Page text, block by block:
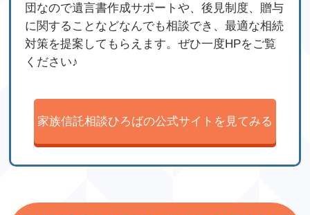
団なので遺言書作成サポートや、後見制度、贈与
に関することなどなんでも相談でき、最適な相続
対策を提案してもらえます。ぜひ一度HPをご覧
ください♪
家族信託相談ひろばの公式サイトを見てみる